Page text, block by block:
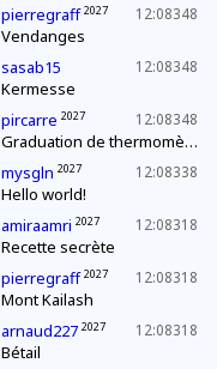
12:08348
pierregraff 2027
Vendanges
12:08348
sasab15
Kermesse
12:08348
pircarre 2027
Graduation de thermomètres
12:08338
mysgln 2027
Hello world!
12:08318
amiraamri 2027
Recette secrète
12:08318
pierregraff 2027
Mont Kailash
12:08318
arnaud227 2027
Bétail